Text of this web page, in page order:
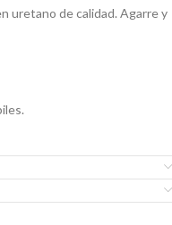
uretano de calidad. Agarre y